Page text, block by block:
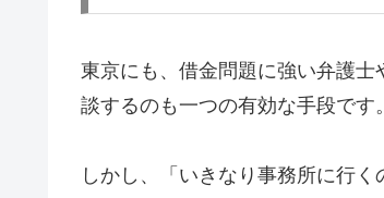
東京にも、借金問題に強い弁護
談するのも一つの有効な手段です。
しかし、「いきなり事務所に行